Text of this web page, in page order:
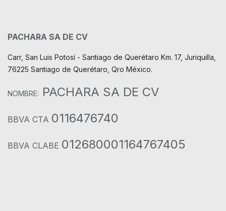
PACHARA SA DE CV
Carr, San Luis Potosí - Santiago de Querétaro Km. 17, Juriquilla,
76225 Santiago de Querétaro, Qro México.
NOMBRE: PACHARA SA DE CV
BBVA CTA 0116476740
BBVA CLABE 012680001164767405